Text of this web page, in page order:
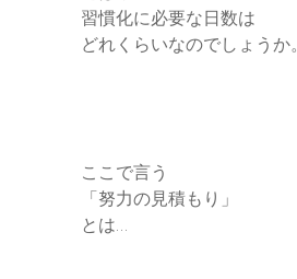
習慣化に必要な日数は
どれくらいなのでしょうか。
ここで言う
「努力の見積もり」
とは…